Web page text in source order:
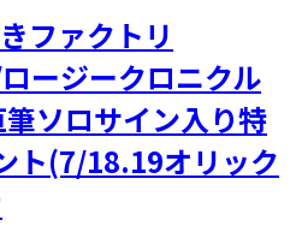
ファクトリ
ージークロニクル
ソロサイン入り特
ト(7/18.19オリック